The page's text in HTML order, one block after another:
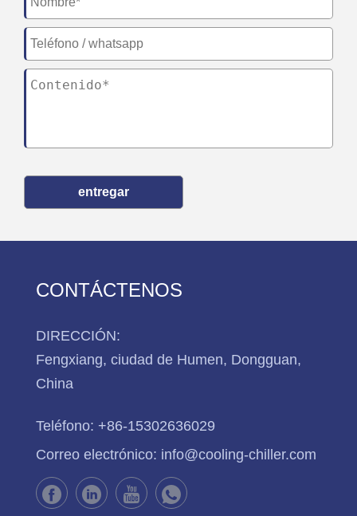
entregar
CONTÁCTENOS
DIRECCIÓN:
Fengxiang, ciudad de Humen, Dongguan,
China
Teléfono: +86-15302636029
Correo electrónico: info@cooling-chiller.com